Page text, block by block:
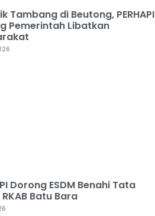
Tambang di Beutong, PERHAPI
Pemerintah Libatkan
Dorong ESDM Benahi Tata
Batu Bara